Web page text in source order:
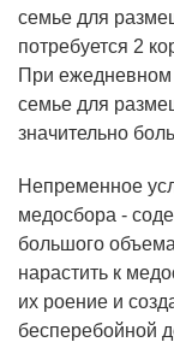
семье для
потребуется 2
При ежедневном
семье для
значительно
Непременное
медосбора -
большого
нарастить к
их роение и
бесперебойной